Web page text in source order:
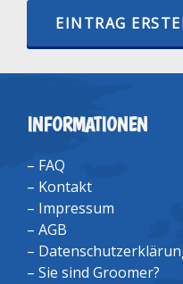
EINTRAG
INFORMATIONEN
– FAQ
– Kontakt
– Impressum
– AGB
–
– Sie sind Groomer?